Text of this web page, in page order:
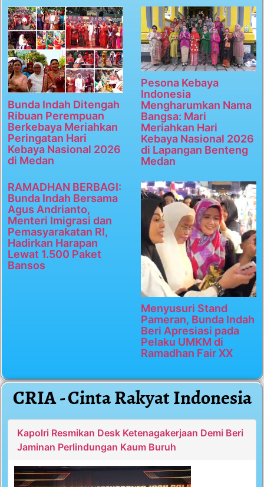
Bunda Indah Ditengah
Ribuan Perempuan
Berkebaya Meriahkan
Peringatan Hari
Kebaya Nasional 2026
di Medan
Pesona Kebaya
Indonesia
Mengharumkan Nama
Bangsa: Mari
Meriahkan Hari
Kebaya Nasional 2026
di Lapangan Benteng
Medan
RAMADHAN BERBAGI:
Bunda Indah Bersama
Agus Andrianto,
Menteri Imigrasi dan
Pemasyarakatan RI,
Hadirkan Harapan
Lewat 1.500 Paket
Bansos
Menyusuri Stand
Pameran, Bunda Indah
Beri Apresiasi pada
Pelaku UMKM di
Ramadhan Fair XX
CRIA - Cinta Rakyat Indonesia
Kapolri Resmikan Desk Ketenagakerjaan Demi Beri
Jaminan Perlindungan Kaum Buruh